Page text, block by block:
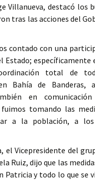
Villanueva, destacó los
tras las acciones del
contado con una
Estado; específicamente
total de
Bahía de
en
tomando las
a la población, a
el Vicepresidente del
Ruiz, dijo que las
Patricia y todo lo que se